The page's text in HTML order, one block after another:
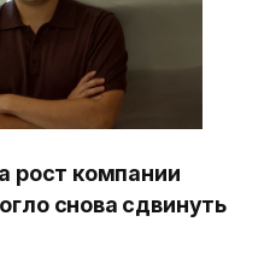
рост компании
снова сдвинуть